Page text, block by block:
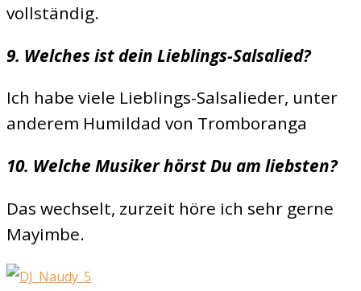
vollständig.
9. Welches ist dein Lieblings-Salsalied?
Ich habe viele Lieblings-Salsalieder, unter
anderem Humildad von Tromboranga
10. Welche Musiker hörst Du am liebsten?
Das wechselt, zurzeit höre ich sehr gerne
Mayimbe.